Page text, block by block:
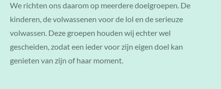
We richten ons daarom op meerdere doelgroepen. De
kinderen, de volwassenen voor de lol en de serieuze
volwassen. Deze groepen houden wij echter wel
gescheiden, zodat een ieder voor zijn eigen doel kan
genieten van zijn of haar moment.